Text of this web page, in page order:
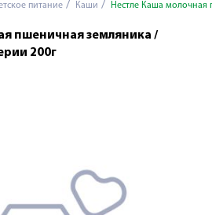
питание Каши Нестле Каша молочная
пшеничная земляника /
200г